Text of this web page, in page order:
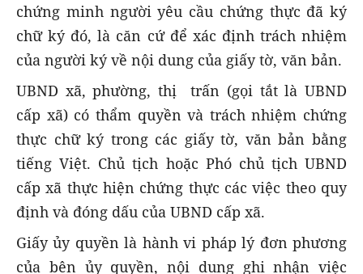
chứng minh người yêu cầu chứng thực đã ký
chữ ký đó, là căn cứ để xác định trách nhiệm
của người ký về nội dung của giấy tờ, văn bản.
UBND xã, phường, thị trấn (gọi tắt là UBND
cấp xã) có thẩm quyền và trách nhiệm chứng
thực chữ ký trong các giấy tờ, văn bản bằng
tiếng Việt. Chủ tịch hoặc Phó chủ tịch UBND
cấp xã thực hiện chứng thực các việc theo quy
định và đóng dấu của UBND cấp xã.
Giấy ủy quyền là hành vi pháp lý đơn phương
của bên ủy quyền, nội dung ghi nhận việc